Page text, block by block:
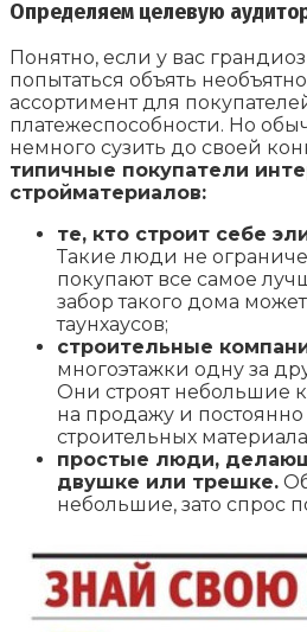
Определяем целевую
Понятно, если у вас
попытаться объять
ассортимент для
платежеспособности. Но
немного сузить до своей
типичные покупатели
стройматериалов:
те, кто строит себе
Такие люди не
покупают все самое
забор такого дома
таунхаусов;
строительные
многоэтажки одну за
Они строят небольшие
на продажу и
строительных
простые люди,
двушке или трешке.
небольшие, зато спрос